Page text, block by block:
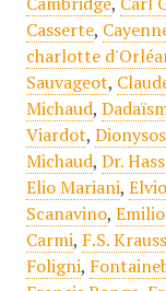
Casserte,
charlotte
Sauvageot,
Michaud,
Viardot, Dionysos
Michaud, Dr.
Elio Mariani,
Scanavino,
Carmi, F.S. Krauss
Foligni,